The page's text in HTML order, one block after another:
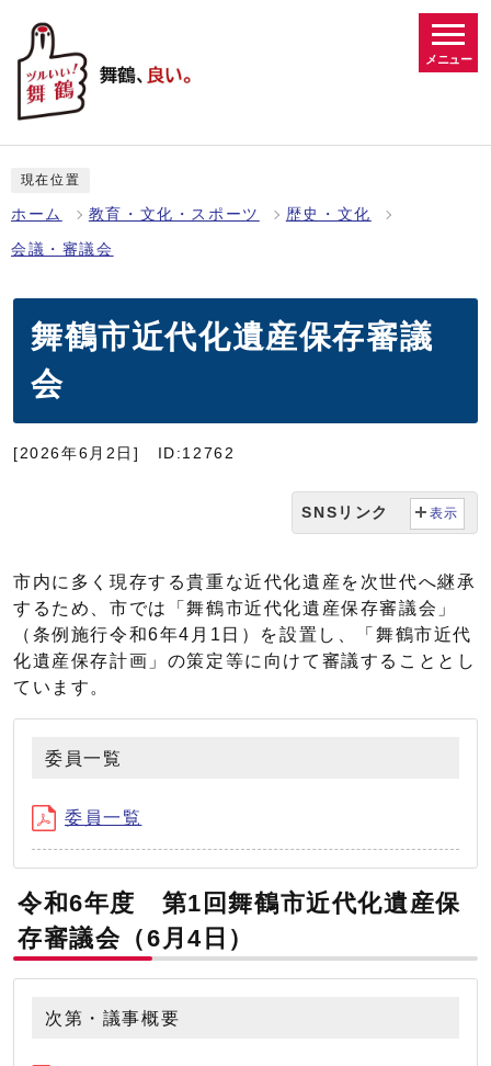
メニュー
現在位置
ホーム 教育・文化・スポーツ 歴史・文化
会議・審議会
舞鶴市近代化遺産保存審議
会
[2026年6月2日] ID:12762
SNSリンク 表示
市内に多く現存する貴重な近代化遺産を次世代へ継承
するため、市では「舞鶴市近代化遺産保存審議会」
（条例施行令和6年4月1日）を設置し、「舞鶴市近代
化遺産保存計画」の策定等に向けて審議することとし
ています。
委員一覧
委員一覧
令和6年度 第1回舞鶴市近代化遺産保
存審議会（6月4日）
次第・議事概要